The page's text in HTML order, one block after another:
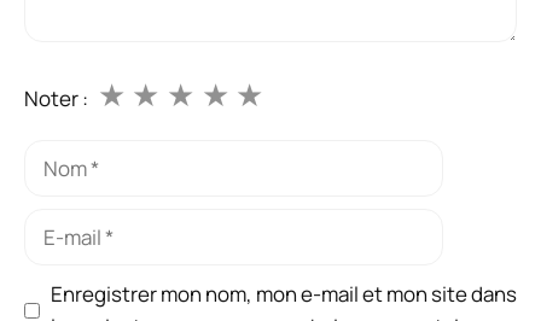
Noter : ★
★
★
★
★
Nom
Enregistrer mon nom, mon e-mail et mon site dans